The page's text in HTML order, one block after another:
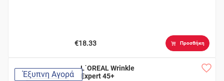
€18.33 Προσθήκη
Έξυπνη Αγορά
L΄OREAL Wrinkle
Expert 45+